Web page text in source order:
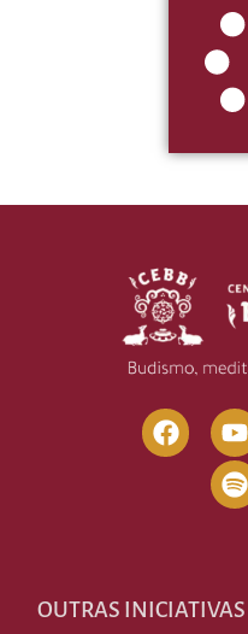
OUTRAS INICIATIVAS